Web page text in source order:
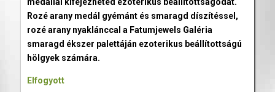
medállal kifejezheted ezoterikus beállítottságodat.
Rozé arany medál gyémánt és smaragd díszítéssel,
rozé arany nyaklánccal a Fatumjewels Galéria
smaragd ékszer palettáján ezoterikus beállítottságú
hölgyek számára.
Elfogyott